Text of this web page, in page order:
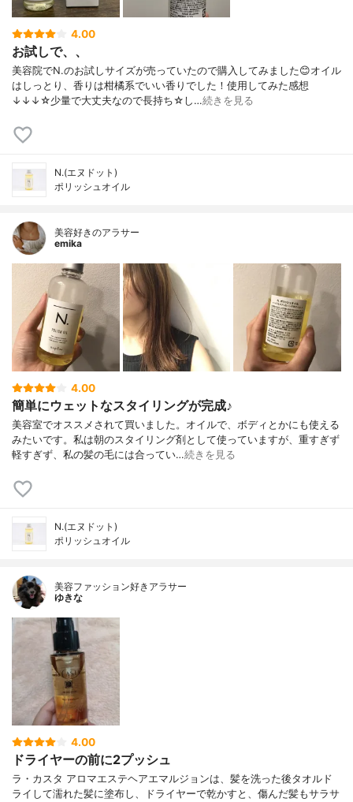
4.00
お試しで、、
美容院でN.のお試しサイズが売っていたので購入してみました😊オイル
はしっとり、香りは柑橘系でいい香りでした！使用してみた感想
↓↓↓☆少量で大丈夫なので長持ち☆し…続きを見る
N.(エヌドット)
ポリッシュオイル
美容好きのアラサー
emika
4.00
簡単にウェットなスタイリングが完成♪
美容室でオススメされて買いました。オイルで、ボディとかにも使える
みたいです。私は朝のスタイリング剤として使っていますが、重すぎず
軽すぎず、私の髪の毛には合ってい…続きを見る
N.(エヌドット)
ポリッシュオイル
美容ファッション好きアラサー
ゆきな
4.00
ドライヤーの前に2プッシュ
ラ・カスタ アロマエステヘアエマルジョンは、髪を洗った後タオルド
ライして濡れた髪に塗布し、ドライヤーで乾かすと、傷んだ髪もサラサ